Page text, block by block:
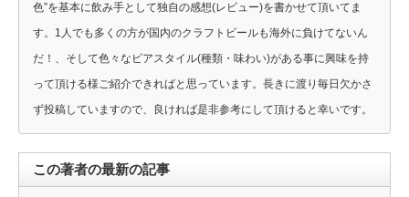
色”を基本に飲み手として独自の感想(レビュー)を書かせて頂いてま
す。1人でも多くの方が国内のクラフトビールも海外に負けてないん
だ！、そして色々なビアスタイル(種類・味わい)がある事に興味を持
って頂ける様ご紹介できればと思っています。長きに渡り毎日欠かさ
ず投稿していますので、良ければ是非参考にして頂けると幸いです。
この著者の最新の記事